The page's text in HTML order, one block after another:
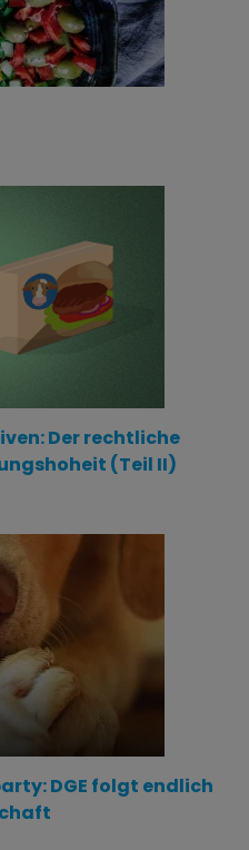
Der rechtliche
(Teil II)
DGE folgt endlich